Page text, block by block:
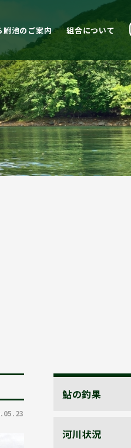
鮒池のご案内 組合について
鮎の釣果
河川状況